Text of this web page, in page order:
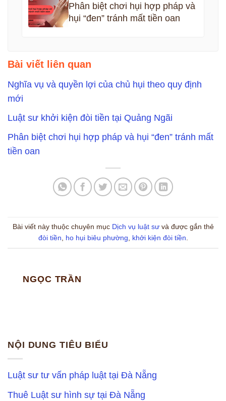
Phân biệt chơi hụi hợp pháp và
hụi “đen” tránh mất tiền oan
Bài viết liên quan
Nghĩa vụ và quyền lợi của chủ hụi theo quy định
mới
Luật sư khởi kiện đòi tiền tại Quảng Ngãi
Phân biệt chơi hụi hợp pháp và hụi “đen” tránh mất
tiền oan
Bài viết này thuộc chuyên mục Dịch vụ luật sưvà được gắn thẻ
đòi tiền, ho hụi biêu phường, khởi kiện đòi tiền.
NGỌC TRẦN
NỘI DUNG TIÊU BIỂU
Luật sư tư vấn pháp luật tại Đà Nẵng
Thuê Luật sư hình sự tại Đà Nẵng